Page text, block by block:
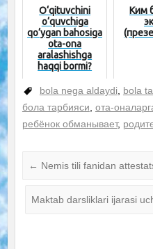
O‘qituvchini
o‘quvchiga
qo‘ygan bahosiga
ota-ona
aralashishga
haqqi bormi?
Ким
bola nega aldaydi, bola
бола тарбияси, ота-
ребёнок обманывает,
← Nemis tili fanidan
Maktab darsliklari ijarasi